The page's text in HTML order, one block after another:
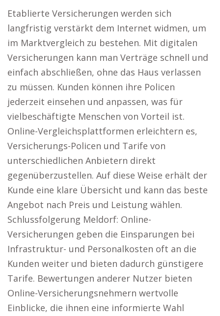
Etablierte Versicherungen werden sich
langfristig verstärkt dem Internet widmen, um
im Marktvergleich zu bestehen. Mit digitalen
Versicherungen kann man Verträge schnell und
einfach abschließen, ohne das Haus verlassen
zu müssen. Kunden können ihre Policen
jederzeit einsehen und anpassen, was für
vielbeschäftigte Menschen von Vorteil ist.
Online-Vergleichsplattformen erleichtern es,
Versicherungs-Policen und Tarife von
unterschiedlichen Anbietern direkt
gegenüberzustellen. Auf diese Weise erhält der
Kunde eine klare Übersicht und kann das beste
Angebot nach Preis und Leistung wählen.
Schlussfolgerung Meldorf: Online-
Versicherungen geben die Einsparungen bei
Infrastruktur- und Personalkosten oft an die
Kunden weiter und bieten dadurch günstigere
Tarife. Bewertungen anderer Nutzer bieten
Online-Versicherungsnehmern wertvolle
Einblicke, die ihnen eine informierte Wahl